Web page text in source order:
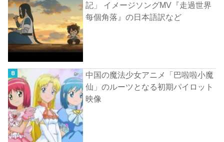
記」 イメージソングMV『走過世界
每個角落』の日本語訳など
中国の魔法少女アニメ「巴啦啦小魔
仙」のルーツとなる初期パイロット
映像